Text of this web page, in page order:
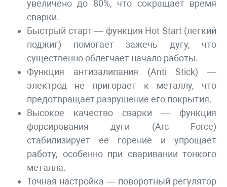
увеличено до 80%, что сокращает время
сварки.
Быстрый старт — функция Hot Start (легкий
поджиг) помогает зажечь дугу, что
существенно облегчает начало работы.
Функция антизалипания (Anti Stick) —
электрод не пригорает к металлу, что
предотвращает разрушение его покрытия.
Высокое качество сварки — функция
форсирования дуги (Arc Force)
стабилизирует ее горение и упрощает
работу, особенно при сваривании тонкого
металла.
Точная настройка — поворотный регулятор